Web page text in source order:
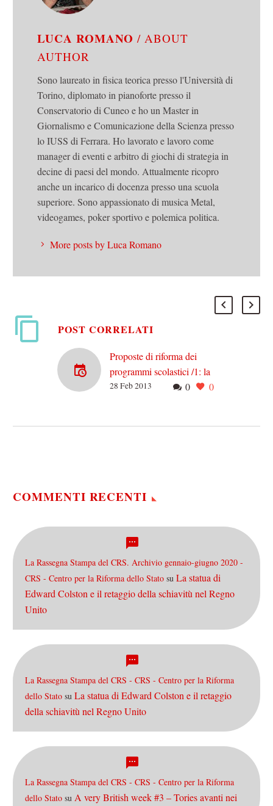
LUCA ROMANO/ ABOUT
AUTHOR
Sono laureato in fisica teorica presso l'Università di
Torino, diplomato in pianoforte presso il
Conservatorio di Cuneo e ho un Master in
Giornalismo e Comunicazione della Scienza presso
lo IUSS di Ferrara. Ho lavorato e lavoro come
manager di eventi e arbitro di giochi di strategia in
decine di paesi del mondo. Attualmente ricopro
anche un incarico di docenza presso una scuola
superiore. Sono appassionato di musica Metal,
videogames, poker sportivo e polemica politica.
More posts by Luca Romano
POST CORRELATI
Proposte di riforma dei
programmi scolastici /1: la
letteratura e le letterature di
ma…
0 0
28 Feb 2013
COMMENTI RECENTI
La Rassegna Stampa del CRS. Archivio gennaio-giugno 2020 -
CRS - Centro per la Riforma dello Stato su La statua di
Edward Colston e il retaggio della schiavitù nel Regno
Unito
La Rassegna Stampa del CRS - CRS - Centro per la Riforma
dello Stato su La statua di Edward Colston e il retaggio
della schiavitù nel Regno Unito
La Rassegna Stampa del CRS - CRS - Centro per la Riforma
dello Stato su A very British week #3 – Tories avanti nei